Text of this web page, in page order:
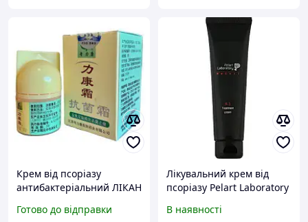
Крем від псоріазу
антибактеріальний ЛІКАН
Готово до відправки
Лікувальний крем від
псоріазу Pelart Laboratory
В наявності